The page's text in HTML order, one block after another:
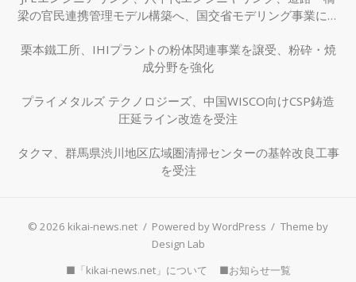
梁の官民連携管理モデル構築へ、国交省モデリング事業に採
栗本鐵工所、IHIプラントの粉体関連事業を譲受、粉砕・焼
成分野を強化
プライメタルズ テクノロジーズ、中国WISCO向けCSP鋳造
圧延ライン改造を受注
タクマ、群馬県渋川地区広域圏清掃センターの基幹改良工事
を受注
© 2026 kikai-news.net / Powered by WordPress / Theme by
Design Lab
■「kikai-news.net」について
■お知らせ一覧